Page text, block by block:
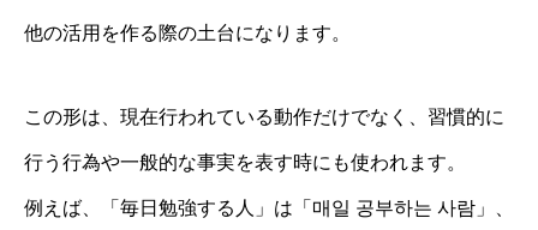
他の活用を作る際の土台になります。
この形は、現在行われている動作だけでなく、習慣的に
行う行為や一般的な事実を表す時にも使われます。
例えば、「毎日勉強する人」は「매일 공부하는 사람」、